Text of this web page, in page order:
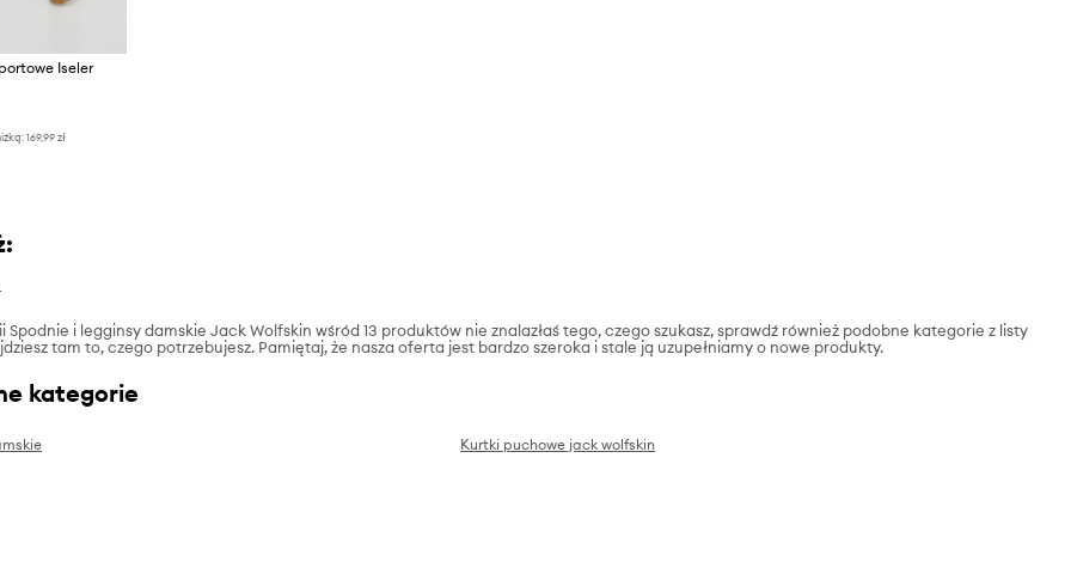
Iseler
169,99 zł
i legginsy damskie Jack Wolfskin wśród 13 produktów nie znalazłaś tego, czego szukasz, sprawdź również podobne kategorie z listy
tam to, czego potrzebujesz. Pamiętaj, że nasza oferta jest bardzo szeroka i stale ją uzupełniamy o nowe produkty.
kategorie
Kurtki puchowe jack wolfskin